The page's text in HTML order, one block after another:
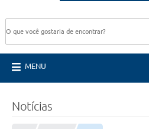
MENU
Notícias